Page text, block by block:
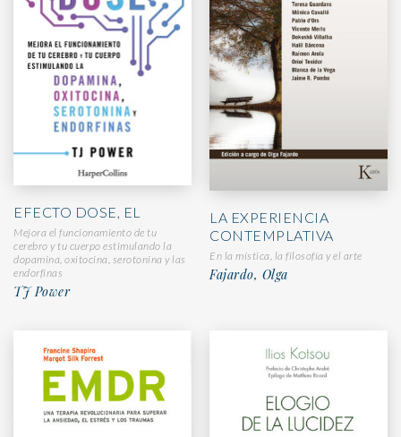
EFECTO DOSE, EL
Mejora el funcionamiento de tu
cerebro y tu cuerpo estimulando la
dopamina, oxitocina, serotonina y las
endorfinas
TJ Power
LA EXPERIENCIA
CONTEMPLATIVA
En la mística, la filosofía y el arte
Fajardo, Olga